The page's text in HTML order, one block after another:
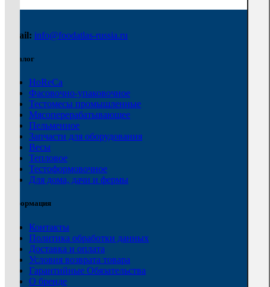
Email: info@foodatlas-russia.ru
Каталог
HoReCa
Фасовочно-упаковочное
Тестомесы промышленные
Мясоперерабатывающее
Пельменное
Запчасти для оборудования
Весы
Тепловое
Тестоформовочное
Для дома, дачи и фермы
Информация
Контакты
Политика обработки данных
Доставка и оплата
Условия возврата товара
Гарантийные Обязательства
О бренде